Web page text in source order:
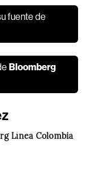
fuente de
Bloomberg
Línea Colombia